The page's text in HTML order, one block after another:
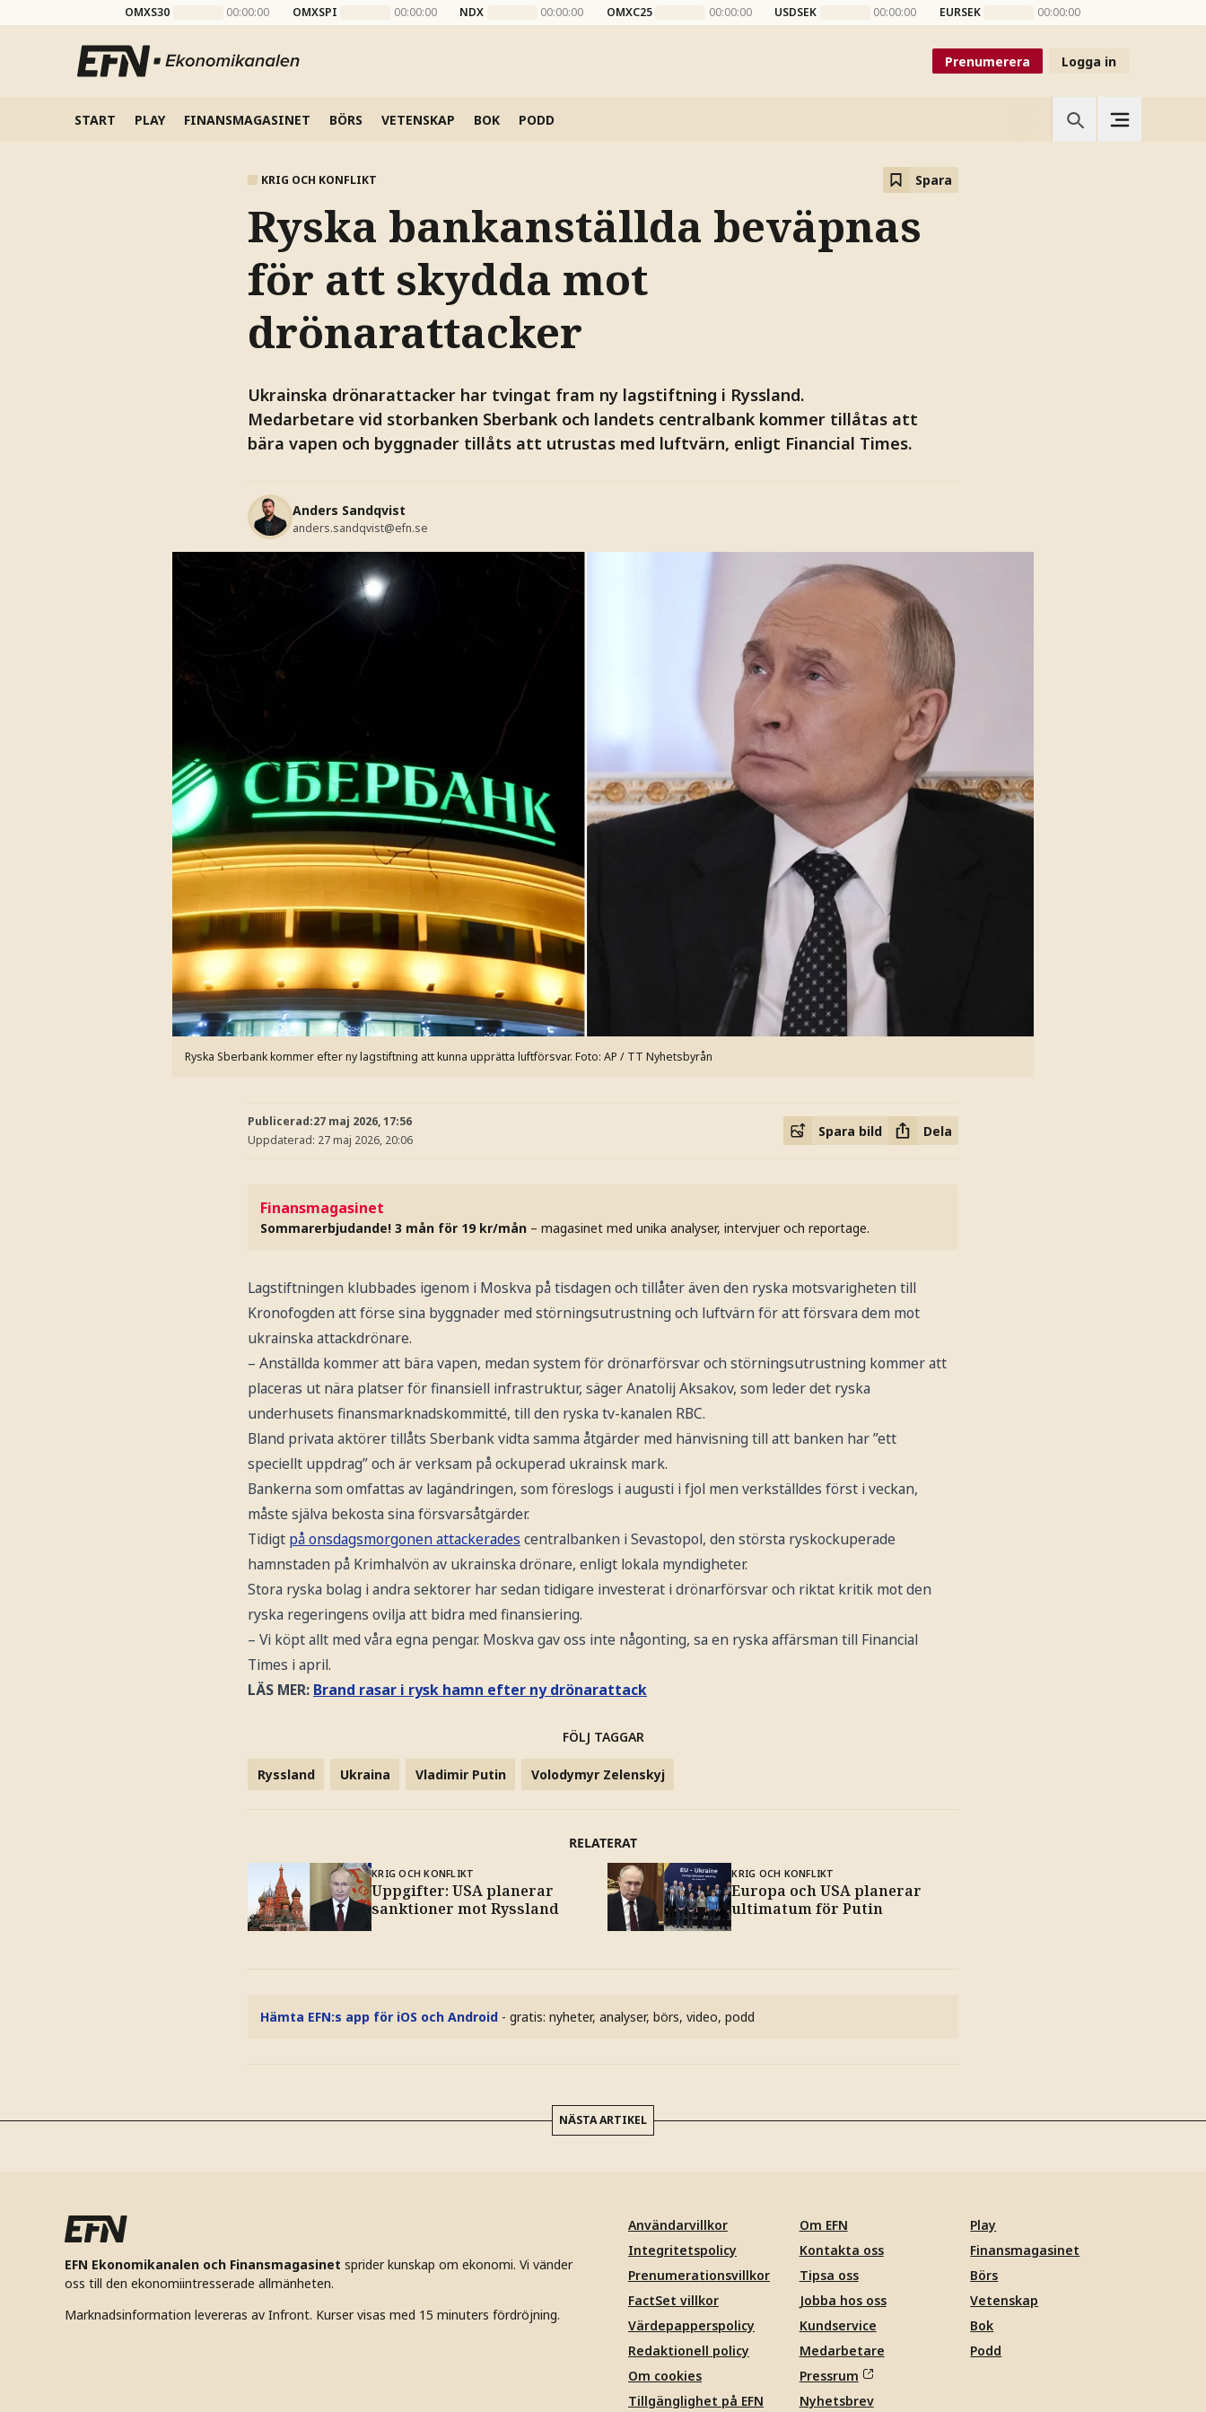
OMXS30 00:00:00 OMXSPI 00:00:00 NDX 00:00:00 OMXC25 00:00:00 USDSEK 00:00:00 EURSEK 00:00:00
Prenumerera Logga in
START PLAY FINANSMAGASINET BÖRS VETENSKAP BOK PODD
KRIG OCH KONFLIKT Spara
Ryska bankanställda beväpnas
för att skydda mot
drönarattacker
Ukrainska drönarattacker har tvingat fram ny lagstiftning i Ryssland.
Medarbetare vid storbanken Sberbank och landets centralbank kommer tillåtas att
bära vapen och byggnader tillåts att utrustas med luftvärn, enligt Financial Times.
Anders Sandqvist
anders.sandqvist@efn.se
Ryska Sberbank kommer efter ny lagstiftning att kunna upprätta luftförsvar. Foto: AP / TT Nyhetsbyrån
Publicerad:27 maj 2026, 17:56
Uppdaterad: 27 maj 2026, 20:06
Spara bild Dela
Finansmagasinet
Sommarerbjudande! 3 mån för 19 kr/mån – magasinet med unika analyser, intervjuer och reportage.
Lagstiftningen klubbades igenom i Moskva på tisdagen och tillåter även den ryska motsvarigheten till
Kronofogden att förse sina byggnader med störningsutrustning och luftvärn för att försvara dem mot
ukrainska attackdrönare.
– Anställda kommer att bära vapen, medan system för drönarförsvar och störningsutrustning kommer att
placeras ut nära platser för finansiell infrastruktur, säger Anatolij Aksakov, som leder det ryska
underhusets finansmarknadskommitté, till den ryska tv-kanalen RBC.
Bland privata aktörer tillåts Sberbank vidta samma åtgärder med hänvisning till att banken har ”ett
speciellt uppdrag” och är verksam på ockuperad ukrainsk mark.
Bankerna som omfattas av lagändringen, som föreslogs i augusti i fjol men verkställdes först i veckan,
måste själva bekosta sina försvarsåtgärder.
Tidigt på onsdagsmorgonen attackerades centralbanken i Sevastopol, den största ryskockuperade
hamnstaden på Krimhalvön av ukrainska drönare, enligt lokala myndigheter.
Stora ryska bolag i andra sektorer har sedan tidigare investerat i drönarförsvar och riktat kritik mot den
ryska regeringens ovilja att bidra med finansiering.
– Vi köpt allt med våra egna pengar. Moskva gav oss inte någonting, sa en ryska affärsman till Financial
Times i april.
LÄS MER: Brand rasar i rysk hamn efter ny drönarattack
FÖLJ TAGGAR
Ryssland Ukraina Vladimir Putin Volodymyr Zelenskyj
RELATERAT
KRIG OCH KONFLIKT
Uppgifter: USA planerar
sanktioner mot Ryssland
KRIG OCH KONFLIKT
Europa och USA planerar
ultimatum för Putin
Hämta EFN:s app för iOS och Android - gratis: nyheter, analyser, börs, video, podd
NÄSTA ARTIKEL
EFN Ekonomikanalen och Finansmagasinet sprider kunskap om ekonomi. Vi vänder
oss till den ekonomiintresserade allmänheten.
Marknadsinformation levereras av Infront. Kurser visas med 15 minuters fördröjning.
Användarvillkor
Integritetspolicy
Prenumerationsvillkor
FactSet villkor
Värdepapperspolicy
Redaktionell policy
Om cookies
Tillgänglighet på EFN
Om EFN
Kontakta oss
Tipsa oss
Jobba hos oss
Kundservice
Medarbetare
Pressrum
Nyhetsbrev
Play
Finansmagasinet
Börs
Vetenskap
Bok
Podd